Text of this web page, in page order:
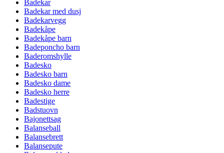
Badekar
Badekar med dusj
Badekarvegg
Badekåpe
Badekåpe barn
Badeponcho barn
Baderomshylle
Badesko
Badesko barn
Badesko dame
Badesko herre
Badestige
Badstuovn
Bajonettsag
Balanseball
Balansebrett
Balansepute